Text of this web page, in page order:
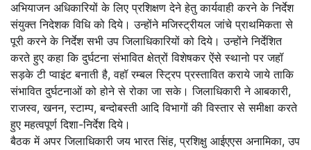
अभियाजन अधिकारियों के लिए प्रशिक्षण देने हेतु कार्यवाही करने के निर्देश
संयुक्त निदेशक विधि को दिये। उन्होंने मजिस्ट्रीयल जांचे प्राथमिकता से
पूरी करने के निर्देश सभी उप जिलाधिकारियों को दिये। उन्होंने निर्देशित
करते हुए कहा कि दुर्घटना संभावित क्षेत्रों विशेषकर ऐंसे स्थानो पर जहॉ
सड़के टी प्वाइंट बनाती है, वहॉ रम्बल स्ट्रिप प्रस्तावित कराये जाये ताकि
संभावित दुर्घटनाओं को होने से रोका जा सके। जिलाधिकारी ने आबकारी,
राजस्व, खनन, स्टाम्प, बन्दोबस्ती आदि विभागों की विस्तार से समीक्षा करते
हुए महत्वपूर्ण दिशा-निर्देश दिये।
बैठक में अपर जिलाधिकारी जय भारत सिंह, प्रशिक्षु आईएएस अनामिका, उप